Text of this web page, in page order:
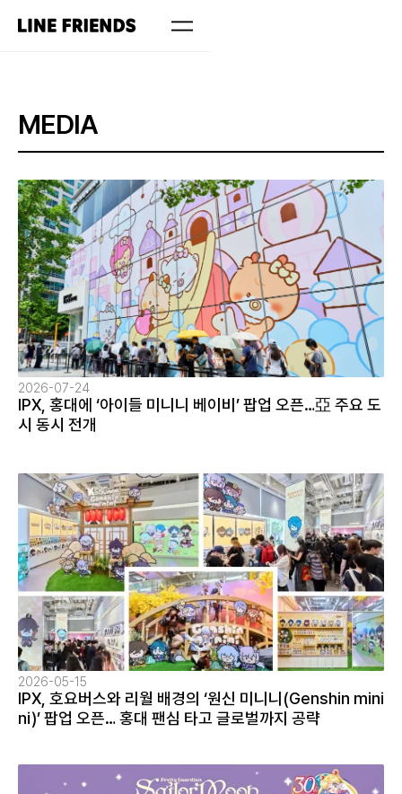
MEDIA
2026-07-24
IPX, 홍대에 ‘아이들 미니니 베이비’ 팝업 오픈…亞 주요 도
시 동시 전개
2026-05-15
IPX, 호요버스와 리월 배경의 ‘원신 미니니(Genshin mini
ni)’ 팝업 오픈… 홍대 팬심 타고 글로벌까지 공략